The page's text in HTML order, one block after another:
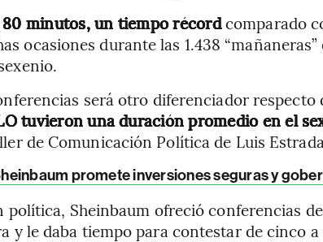
minutos, un tiempo récordcomparado
ocasiones durante las 1.438
será otro diferenciador respecto
tuvieron una duración promedio en el
de Comunicación Política de Luis
promete inversiones seguras y
Sheinbaum ofreció conferencias
y le daba tiempo para contestar de cinco